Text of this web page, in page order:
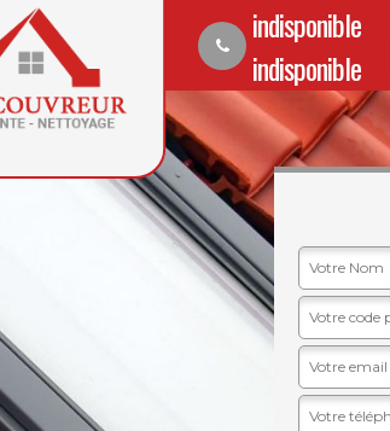
indisponible
indisponible